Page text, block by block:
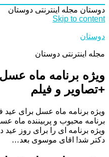
دوستان مجله اینترنتی دوستان
Skip to content
دوستان
مجله اینترنتی دوستان
+تصاویر و فیلم
ویژه برنامه ماه عسل برای عید فطر 96 +تصاویر و
برنامه محبوب و پربیننده ماه
ویژه برنامه ای را برای روز
دکتر شد! اقای موسوی بعد…